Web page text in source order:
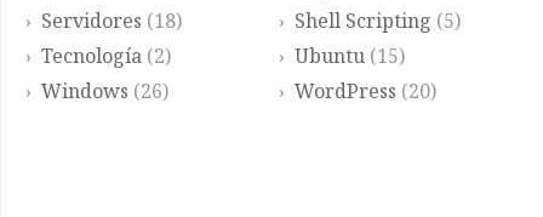
Servidores (18) Shell Scripting (5)
Tecnología (2) Ubuntu(15)
Windows (26) WordPress (20)